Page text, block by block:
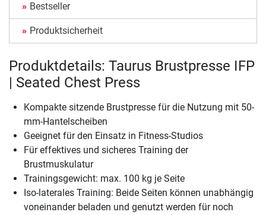
Bestseller
Produktsicherheit
Produktdetails: Taurus Brustpresse IFP
| Seated Chest Press
Kompakte sitzende Brustpresse für die Nutzung mit 50-
mm-Hantelscheiben
Geeignet für den Einsatz in Fitness-Studios
Für effektives und sicheres Training der
Brustmuskulatur
Trainingsgewicht: max. 100 kg je Seite
Iso-laterales Training: Beide Seiten können unabhängig
voneinander beladen und genutzt werden für noch